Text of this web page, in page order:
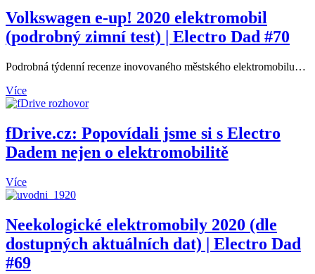
Volkswagen e-up! 2020 elektromobil
(podrobný zimní test) | Electro Dad #70
Podrobná týdenní recenze inovovaného městského elektromobilu…
Více
fDrive.cz: Popovídali jsme si s Electro
Dadem nejen o elektromobilitě
Více
Neekologické elektromobily 2020 (dle
dostupných aktuálních dat) | Electro Dad
#69